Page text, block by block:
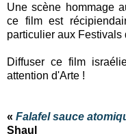
Une scène hommage
ce film est
particulier aux Festivals
Diffuser ce film
attention d'Arte !
« Falafel sauce
Shaul